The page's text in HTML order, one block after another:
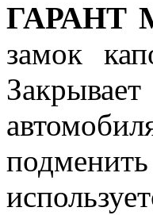
ГАРАНТ
замок